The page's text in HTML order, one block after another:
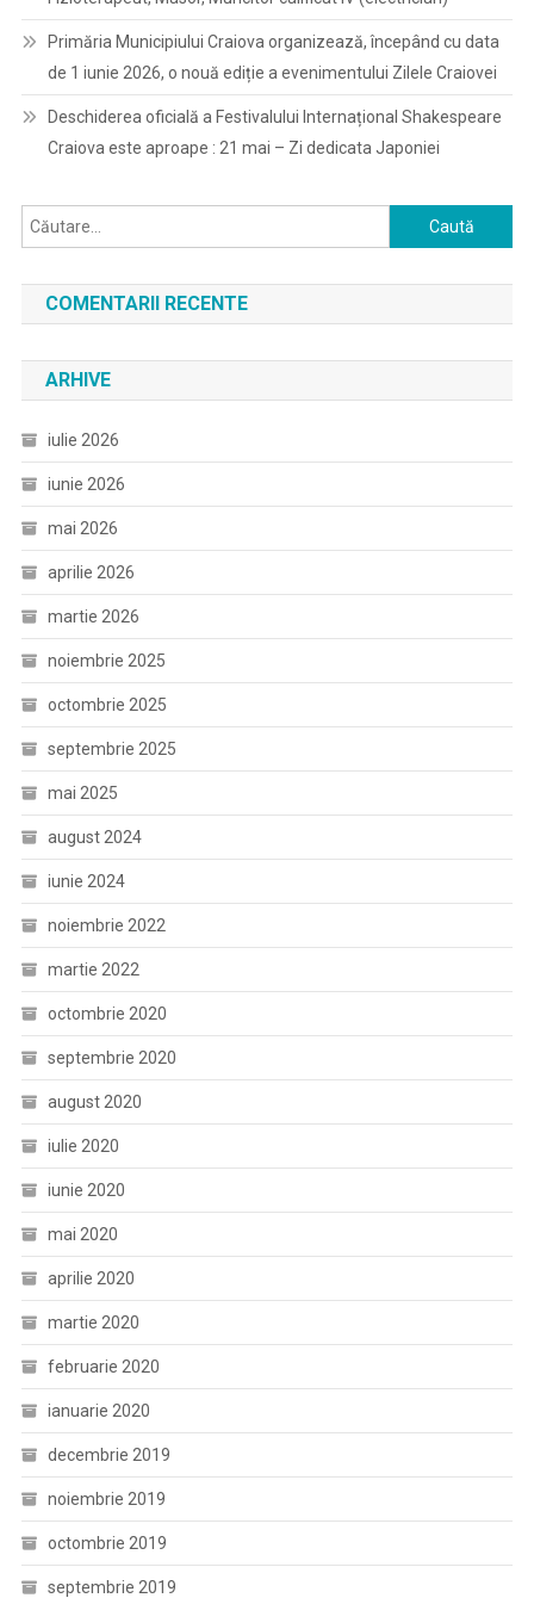
Primăria Municipiului Craiova organizează, începând cu data
de 1 iunie 2026, o nouă ediție a evenimentului Zilele Craiovei
Deschiderea oficială a Festivalului Internațional Shakespeare
Craiova este aproape : 21 mai – Zi dedicata Japoniei
Caută
după:
COMENTARII RECENTE
ARHIVE
iulie 2026
iunie 2026
mai 2026
aprilie 2026
martie 2026
noiembrie 2025
octombrie 2025
septembrie 2025
mai 2025
august 2024
iunie 2024
noiembrie 2022
martie 2022
octombrie 2020
septembrie 2020
august 2020
iulie 2020
iunie 2020
mai 2020
aprilie 2020
martie 2020
februarie 2020
ianuarie 2020
decembrie 2019
noiembrie 2019
octombrie 2019
septembrie 2019